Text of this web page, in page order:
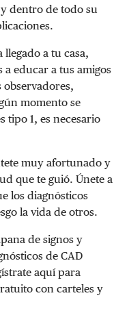
dentro de todo su
llegado a tu casa,
educar a tus amigos
observadores,
momento se
tipo 1, es necesario
muy afortunado y
que te guió. Únete a
los diagnósticos
la vida de otros.
de signos y
de CAD
aquí para
con carteles y